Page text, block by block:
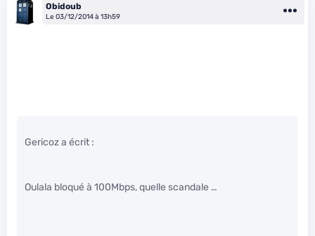
Obidoub
Le 03/12/2014 à 13h59
Gericoz a écrit :
Oulala bloqué à 100Mbps, quelle scandale …